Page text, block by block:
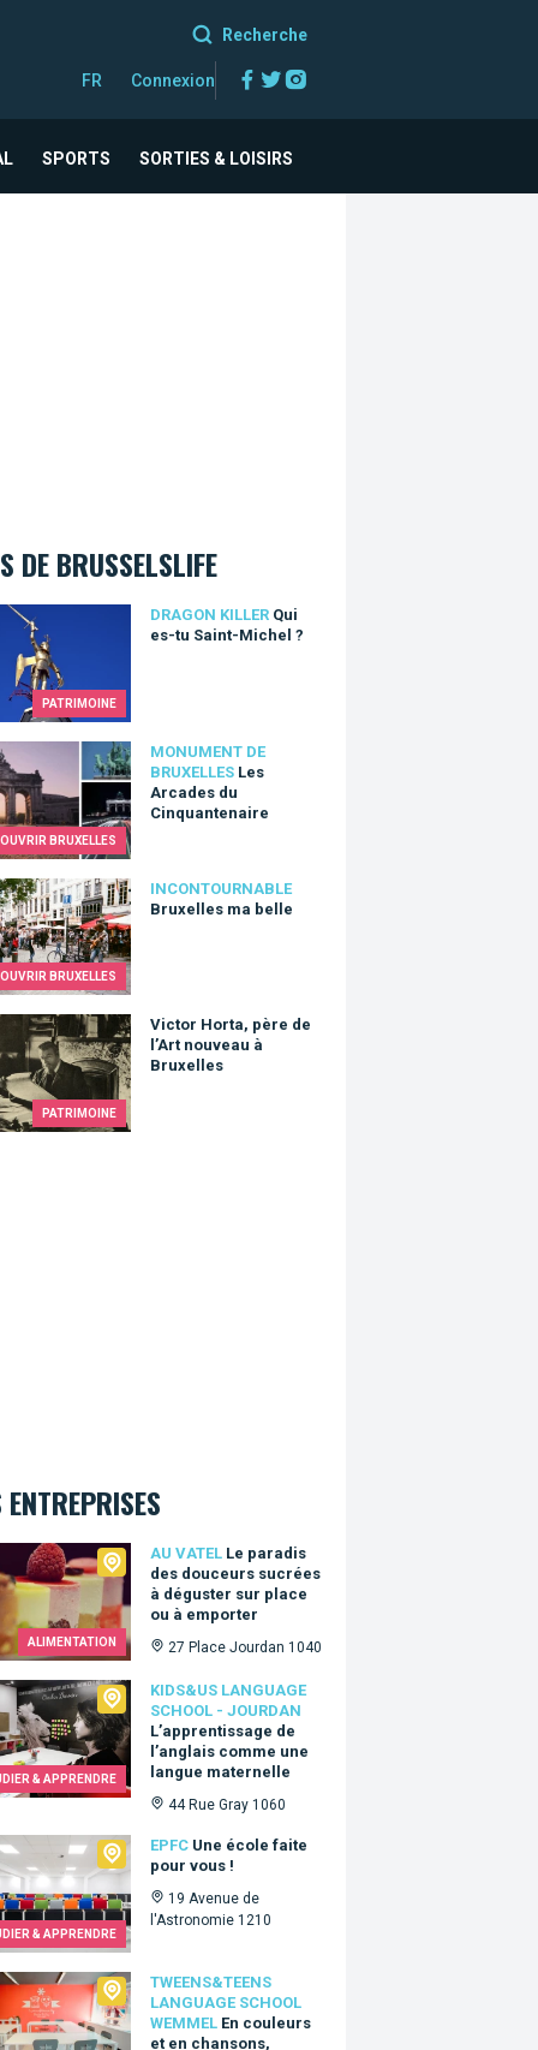
Recherche
FR Connexion Facebook
Twitter
SPORTS SORTIES & LOISIRS
DE BRUSSELSLIFE
PATRIMOINE
DRAGON KILLER Qui
es-tu Saint-Michel ?
tu Saint-Michel ?
BRUXELLES
MONUMENT DE
BRUXELLES Les
Arcades du
Cinquantenaire
du Cinquantenaire
BRUXELLES
INCONTOURNABLE
Bruxelles ma belle
ma belle
PATRIMOINE
Victor Horta, père de
l’Art nouveau à
Bruxelles
Horta, père de l’Art nouveau à Bruxelles
ENTREPRISES
ALIMENTATION
AU VATEL Le paradis
des douceurs sucrées
à déguster sur place
ou à emporter
27 Place Jourdan 1040
& APPRENDRE
KIDS&US LANGUAGE
SCHOOL - JOURDAN
L’apprentissage de
l’anglais comme une
langue maternelle
44 Rue Gray 1060
language school - Jourdan
& APPRENDRE
EPFC Une école faite
pour vous !
19 Avenue de
l'Astronomie 1210
TWEENS&TEENS
LANGUAGE SCHOOL
WEMMEL En couleurs
et en chansons,
language school Wemmel